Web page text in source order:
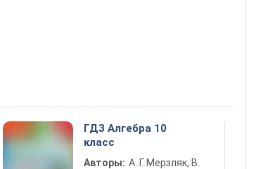
ГДЗ Алгебра 10
класс
Авторы: А. Г. Мерзляк, В.